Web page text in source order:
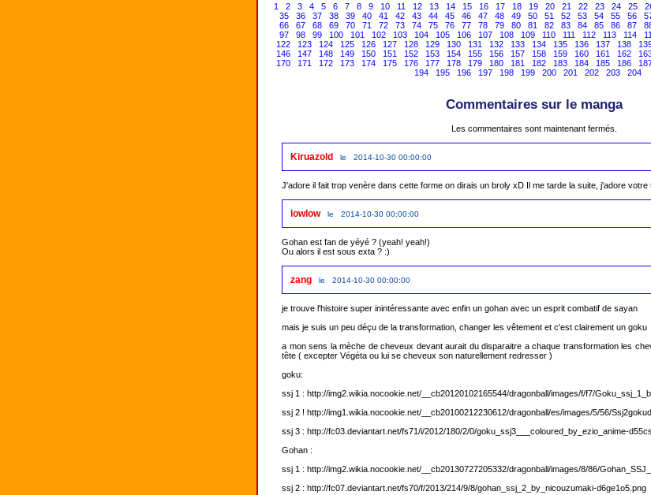
1 2 3 4 5 6 7 8 9 10 11 12 13 14 15 16 17 18 19 20 21 22 23 24 25
35
36 37 38 39 40 41 42 43 44 45 46 47 48 49 50 51 52 53 54 55 56
66
67 68 69 70 71 72 73 74 75 76 77 78 79 80 81 82 83 84 85 86 87
97
98 99 100 101 102 103 104 105 106 107 108 109 110 111 112 113 114
122
123 124 125 126 127 128 129 130 131 132 133 134 135 136 137 138
146
147 148 149 150 151 152 153 154 155 156 157 158 159 160 161 162
170
171 172 173 174 175 176 177 178 179 180 181 182 183 184 185 186
194
195 196 197 198 199 200 201 202 203 204
Commentaires sur le manga
Les commentaires sont maintenant fermés.
Kiruazold le 2014-10-30 00:00:00
J'adore il fait trop venère dans cette forme on dirais un broly xD Il me tarde la suite, j'adore
lowlow le 2014-10-30 00:00:00
Gohan est fan de yéyé ? (yeah! yeah!)
Ou alors il est sous exta ? :)
zang le 2014-10-30 00:00:00
je trouve l'histoire super inintéressante avec enfin un gohan avec un esprit combatif de sayan
mais je suis un peu déçu de la transformation, changer les vêtement et c'est clairement un goku
a mon sens la mèche de cheveux devant aurait du disparaitre a chaque transformation les
tête ( excepter Végéta ou lui se cheveux son naturellement redresser )
goku:
ssj 1 : http://img2.wikia.nocookie.net/__cb20120102165544/dragonball/images/f/f7/
ssj 2 ! http://img1.wikia.nocookie.net/__cb20100212230612/dragonball/es/images/5/56/
ssj 3 : http://fc03.deviantart.net/fs71/i/2012/180/2/0/goku_ssj3___coloured_by_ezio_anime-
Gohan :
ssj 1 : http://img2.wikia.nocookie.net/__cb20130727205332/dragonball/images/8/86/
ssj 2 : http://fc07.deviantart.net/fs70/f/2013/214/9/8/gohan_ssj_2_by_nicouzumaki-d6ge1o5.png